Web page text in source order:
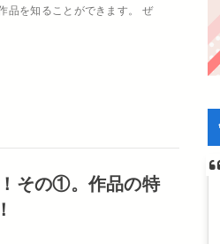
品を知ることができます。 ぜ
その①。作品の特